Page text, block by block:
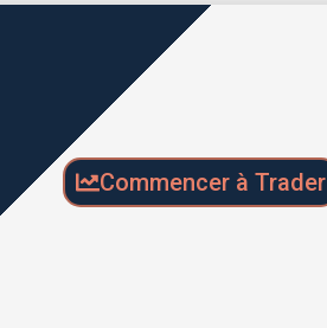
Commencer à Trader